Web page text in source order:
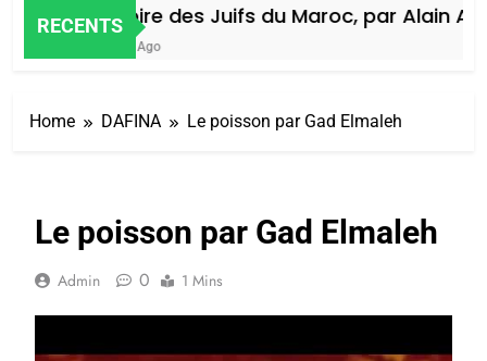
RECENTS
Histoire des Juifs du Maroc, par Alain
7 Jours Ago
Home DAFINA Le poisson par Gad Elmaleh
Le poisson par Gad Elmaleh
Admin 0 1 Mins